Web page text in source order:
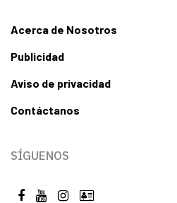
Acerca de Nosotros
Publicidad
Aviso de privacidad
Contáctanos
SÍGUENOS